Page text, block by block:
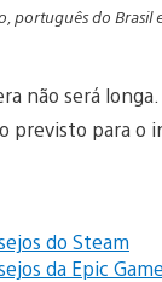
português do Brasil
não será
para o
do Steam
da Epic